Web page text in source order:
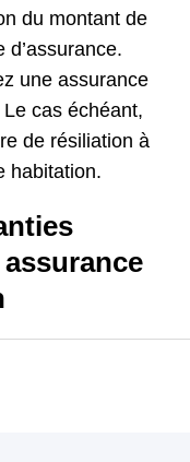
du montant de
une assurance
cas échéant,
de résiliation à
habitation.